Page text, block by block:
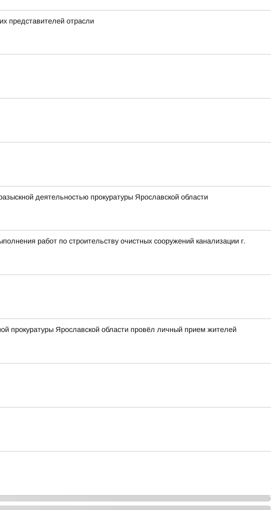
представителей отрасли
деятельностью прокуратуры Ярославской области
работ по строительству очистных сооружений канализации г.
прокуратуры Ярославской области провёл личный прием жителей